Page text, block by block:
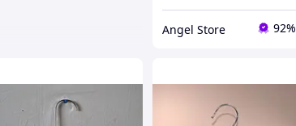
Angel Store 92%